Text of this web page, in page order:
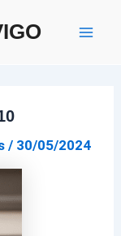
/ 30/05/2024